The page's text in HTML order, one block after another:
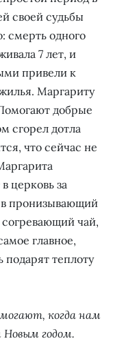
своей судьбы
смерть одного
7 лет, и
привели к
Маргариту
добрые
сгорел дотла
что сейчас не
церковь за
пронизывающий
согревающий чай,
главное,
теплоту
когда нам
годом.